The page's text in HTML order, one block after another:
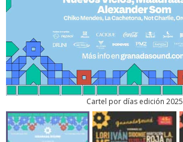
Cartel por días edición 2025